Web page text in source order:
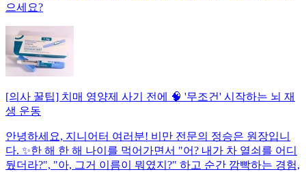
으세요?
[의사 꿀팁] 치매 영양제 사기 전에 🧠 '무조건' 시작하는 뇌 재
생 운동
안녕하세요, 지니어터 여러분! 비만 전문의 정승은 원장입니
다. ✨한 해 한 해 나이를 먹어가면서 "어? 내가 차 열쇠를 어디
뒀더라?", "아, 그거 이름이 뭐였지?" 하고 순간 깜빡하는 경험,